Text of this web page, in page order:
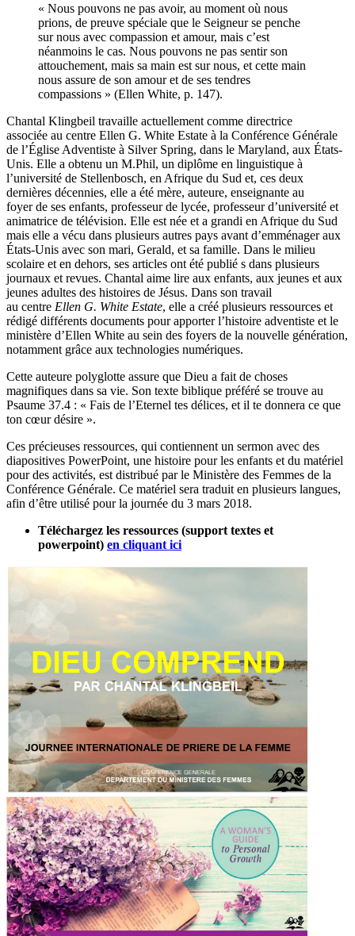
« Nous pouvons ne pas avoir, au moment où nous
prions, de preuve spéciale que le Seigneur se penche
sur nous avec compassion et amour, mais c’est
néanmoins le cas. Nous pouvons ne pas sentir son
attouchement, mais sa main est sur nous, et cette main
nous assure de son amour et de ses tendres
compassions » (Ellen White, p. 147).
Chantal Klingbeil travaille actuellement comme directrice
associée au centre Ellen G. White Estate à la Conférence Générale
de l’Église Adventiste à Silver Spring, dans le Maryland, aux États-
Unis. Elle a obtenu un M.Phil, un diplôme en linguistique à
l’université de Stellenbosch, en Afrique du Sud et, ces deux
dernières décennies, elle a été mère, auteure, enseignante au
foyer de ses enfants, professeur de lycée, professeur d’université et
animatrice de télévision. Elle est née et a grandi en Afrique du Sud
mais elle a vécu dans plusieurs autres pays avant d’emménager aux
États-Unis avec son mari, Gerald, et sa famille. Dans le milieu
scolaire et en dehors, ses articles ont été publié s dans plusieurs
journaux et revues. Chantal aime lire aux enfants, aux jeunes et aux
jeunes adultes des histoires de Jésus. Dans son travail
au centre Ellen G. White Estate, elle a créé plusieurs ressources et
rédigé différents documents pour apporter l’histoire adventiste et le
ministère d’Ellen White au sein des foyers de la nouvelle génération,
notamment grâce aux technologies numériques.
Cette auteure polyglotte assure que Dieu a fait de choses
magnifiques dans sa vie. Son texte biblique préféré se trouve au
Psaume 37.4 : « Fais de l’Eternel tes délices, et il te donnera ce que
ton cœur désire ».
Ces précieuses ressources, qui contiennent un sermon avec des
diapositives PowerPoint, une histoire pour les enfants et du matériel
pour des activités, est distribué par le Ministère des Femmes de la
Conférence Générale. Ce matériel sera traduit en plusieurs langues,
afin d’être utilisé pour la journée du 3 mars 2018.
Téléchargez les ressources (support textes et
powerpoint) en cliquant ici